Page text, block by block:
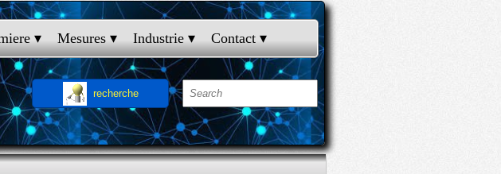
▾ Mesures ▾ Industrie ▾ Contact ▾
recherche